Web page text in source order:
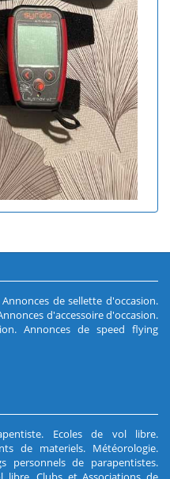
Annonces de sellette d'occasion.
d'accessoire d'occasion.
. Annonces de speed flying
. Ecoles de vol libre.
de materiels. Météorologie.
personnels de parapentistes.